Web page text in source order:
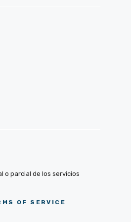
o parcial de los servicios
OF SERVICE